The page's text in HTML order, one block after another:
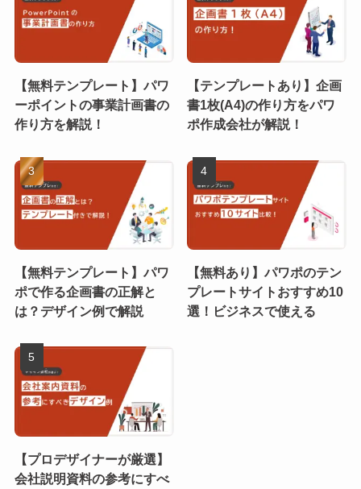
【無料テンプレート】パワ
ーポイントの事業計画書の
作り方を解説！
【テンプレートあり】企画
書1枚(A4)の作り方をパワ
ポ作成会社が解説！
【無料テンプレート】パワ
ポで作る企画書の正解と
は？デザイン例で解説
【無料あり】パワポのテン
プレートサイトおすすめ10
選！ビジネスで使える
【プロデザイナーが厳選】
会社説明資料の参考にすべ